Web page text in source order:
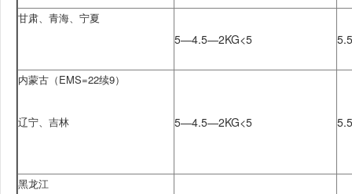
甘肃、青海、宁夏
5—4.5—2KG<5
内蒙古（EMS=22续9）
辽宁、吉林 5—4.5—2KG<5
黑龙江